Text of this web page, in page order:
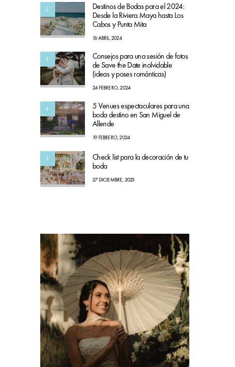
2
Destinos de Bodas para el 2024:
Desde la Riviera Maya hasta Los
Cabos y Punta Mita
16 ABRIL, 2024
3
Consejos para una sesión de fotos
de Save the Date inolvidable
(ideas y poses románticas)
24 FEBRERO, 2024
4
5 Venues espectaculares para una
boda destino en San Miguel de
Allende
19 FEBRERO, 2024
5
Check list para la decoración de tu
boda
27 DICIEMBRE, 2023